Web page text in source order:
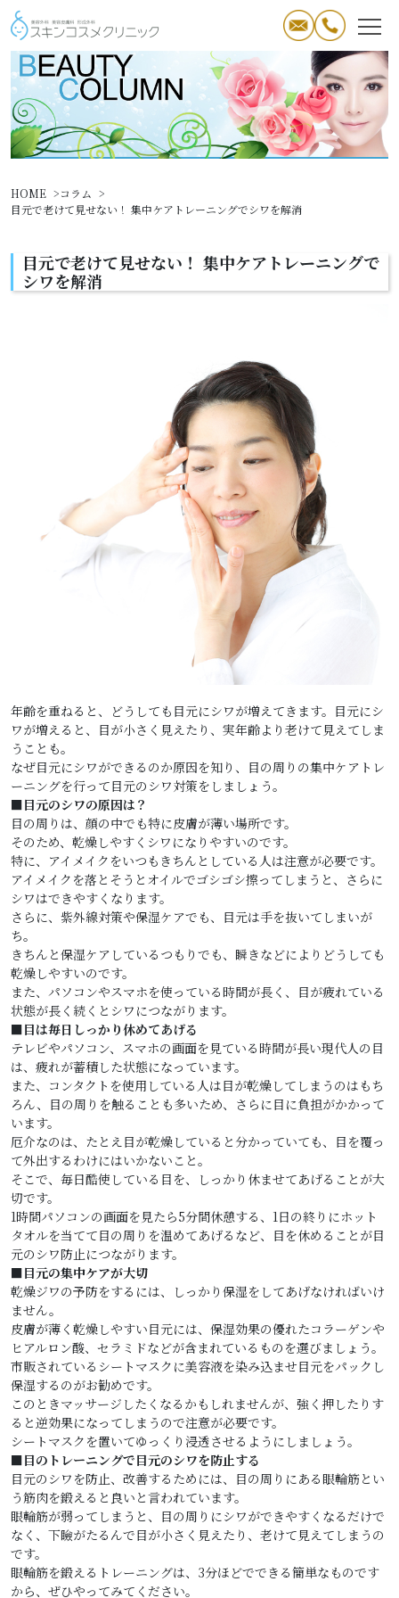
HOME
コラム
目元で老けて見せない！ 集中ケアトレーニングでシワを解消
目元で老けて見せない！ 集中ケアトレーニングで
シワを解消
年齢を重ねると、どうしても目元にシワが増えてきます。目元にシ
ワが増えると、目が小さく見えたり、実年齢より老けて見えてしま
うことも。
なぜ目元にシワができるのか原因を知り、目の周りの集中ケアトレ
ーニングを行って目元のシワ対策をしましょう。
■目元のシワの原因は？
目の周りは、顔の中でも特に皮膚が薄い場所です。
そのため、乾燥しやすくシワになりやすいのです。
特に、アイメイクをいつもきちんとしている人は注意が必要です。
アイメイクを落とそうとオイルでゴシゴシ擦ってしまうと、さらに
シワはできやすくなります。
さらに、紫外線対策や保湿ケアでも、目元は手を抜いてしまいが
ち。
きちんと保湿ケアしているつもりでも、瞬きなどによりどうしても
乾燥しやすいのです。
また、パソコンやスマホを使っている時間が長く、目が疲れている
状態が長く続くとシワにつながります。
■目は毎日しっかり休めてあげる
テレビやパソコン、スマホの画面を見ている時間が長い現代人の目
は、疲れが蓄積した状態になっています。
また、コンタクトを使用している人は目が乾燥してしまうのはもち
ろん、目の周りを触ることも多いため、さらに目に負担がかかって
います。
厄介なのは、たとえ目が乾燥していると分かっていても、目を覆っ
て外出するわけにはいかないこと。
そこで、毎日酷使している目を、しっかり休ませてあげることが大
切です。
1時間パソコンの画面を見たら5分間休憩する、1日の終りにホット
タオルを当てて目の周りを温めてあげるなど、目を休めることが目
元のシワ防止につながります。
■目元の集中ケアが大切
乾燥ジワの予防をするには、しっかり保湿をしてあげなければいけ
ません。
皮膚が薄く乾燥しやすい目元には、保湿効果の優れたコラーゲンや
ヒアルロン酸、セラミドなどが含まれているものを選びましょう。
市販されているシートマスクに美容液を染み込ませ目元をパックし
保湿するのがお勧めです。
このときマッサージしたくなるかもしれませんが、強く押したりす
ると逆効果になってしまうので注意が必要です。
シートマスクを置いてゆっくり浸透させるようにしましょう。
■目のトレーニングで目元のシワを防止する
目元のシワを防止、改善するためには、目の周りにある眼輪筋とい
う筋肉を鍛えると良いと言われています。
眼輪筋が弱ってしまうと、目の周りにシワができやすくなるだけで
なく、下瞼がたるんで目が小さく見えたり、老けて見えてしまうの
です。
眼輪筋を鍛えるトレーニングは、3分ほどでできる簡単なものです
から、ぜひやってみてください。